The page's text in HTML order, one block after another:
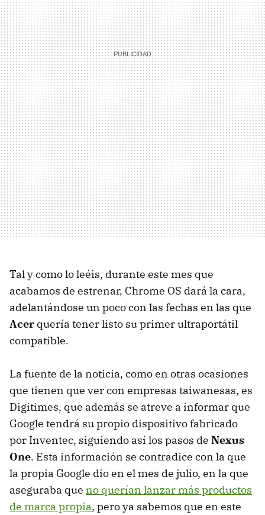
Tal y como lo leéis, durante este mes que
acabamos de estrenar, Chrome OS dará la cara,
adelantándose un poco con las fechas en las que
Acer quería tener listo su primer ultraportátil
compatible.
La fuente de la noticia, como en otras ocasiones
que tienen que ver con empresas taiwanesas, es
Digitimes, que además se atreve a informar que
Google tendrá su propio dispositivo fabricado
por Inventec, siguiendo así los pasos de Nexus
One. Esta información se contradice con la que
la propia Google dio en el mes de julio, en la que
aseguraba que no querían lanzar más productos
de marca propia, pero ya sabemos que en este